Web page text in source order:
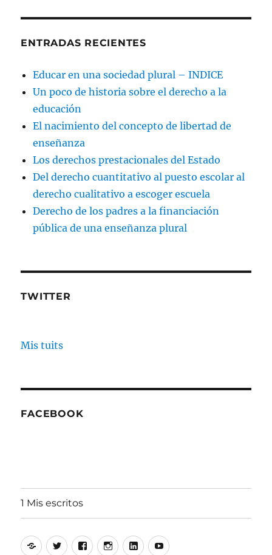
ENTRADAS RECIENTES
Educar en una sociedad plural – INDICE
Un poco de historia sobre el derecho a la
educación
El nacimiento del concepto de libertad de
enseñanza
Los derechos prestacionales del Estado
Del derecho cuantitativo al puesto escolar al
derecho cualitativo a escoger escuela
Derecho de los padres a la financiación
pública de una enseñanza plural
TWITTER
Mis tuits
FACEBOOK
1 Mis escritos
AlfonsoTwitterFacebookInstagram
LinkedinYoutube